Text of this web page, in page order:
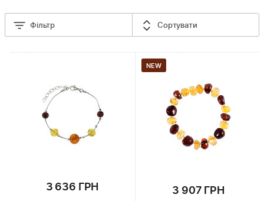
Фільтр Сортувати
3 636 ГРН
NEW
3 907 ГРН